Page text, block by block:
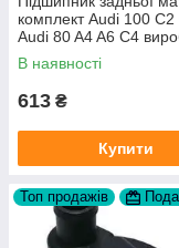
комплект Audi 100
Audi 80 A4 A6 C4
FAG
В наявності
613 ₴
Купити
Топ продажів